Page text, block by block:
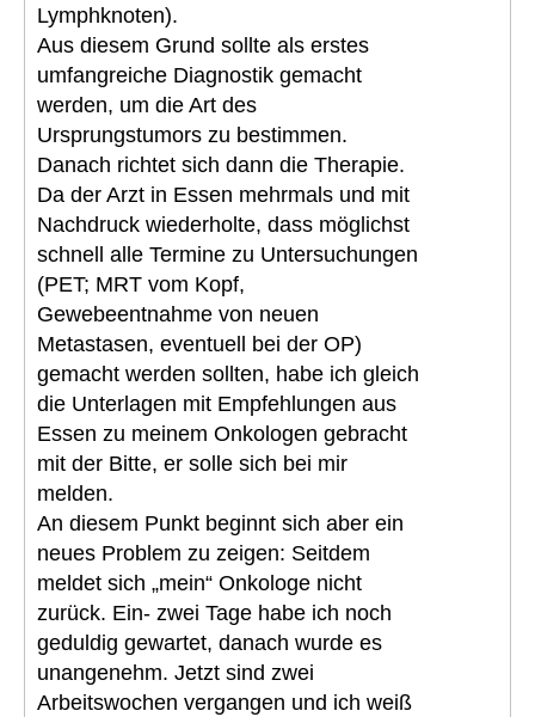
Lymphknoten).
Aus diesem Grund sollte als erstes
umfangreiche Diagnostik gemacht
werden, um die Art des
Ursprungstumors zu bestimmen.
Danach richtet sich dann die Therapie.
Da der Arzt in Essen mehrmals und mit
Nachdruck wiederholte, dass möglichst
schnell alle Termine zu Untersuchungen
(PET; MRT vom Kopf,
Gewebeentnahme von neuen
Metastasen, eventuell bei der OP)
gemacht werden sollten, habe ich gleich
die Unterlagen mit Empfehlungen aus
Essen zu meinem Onkologen gebracht
mit der Bitte, er solle sich bei mir
melden.
An diesem Punkt beginnt sich aber ein
neues Problem zu zeigen: Seitdem
meldet sich „mein“ Onkologe nicht
zurück. Ein- zwei Tage habe ich noch
geduldig gewartet, danach wurde es
unangenehm. Jetzt sind zwei
Arbeitswochen vergangen und ich weiß